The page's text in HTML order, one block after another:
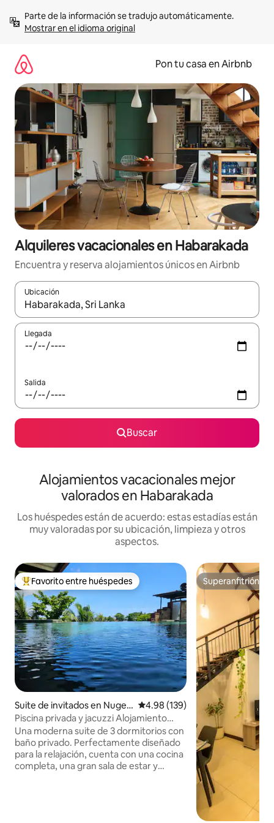
contenidoMostrar en el idioma original
Pon tu casa en Airbnb
Alquileres vacacionales en Habarakada
Encuentra y reserva alojamientos únicos en Airbnb
Ubicación
Cuando los resultados estén disponibles, navega con las
Llegada
Salida
Buscar
Alojamientos vacacionales mejor
valorados en Habarakada
Los huéspedes están de acuerdo: estas estadías están
muy valoradas por su ubicación, limpieza y otros
aspectos.
Favorito entre huéspedes preferido
Favorito entre huéspedes
Suite de invitados en Nugeg
oda
Calificación promedio: 4.98 de
4.98 (139)
Piscina privada y jacuzzi Alojamiento
para familias
Una moderna suite de 3 dormitorios con
baño privado. Perfectamente diseñado
para la relajación, cuenta con una cocina
completa, una gran sala de estar y
Superanfitrión
Superanfitrión